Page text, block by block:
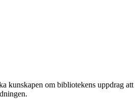
kunskapen om bibliotekens uppdrag att